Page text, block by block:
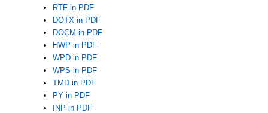
RTF in PDF
DOTX in PDF
DOCM in PDF
HWP in PDF
WPD in PDF
WPS in PDF
TMD in PDF
PY in PDF
INP in PDF